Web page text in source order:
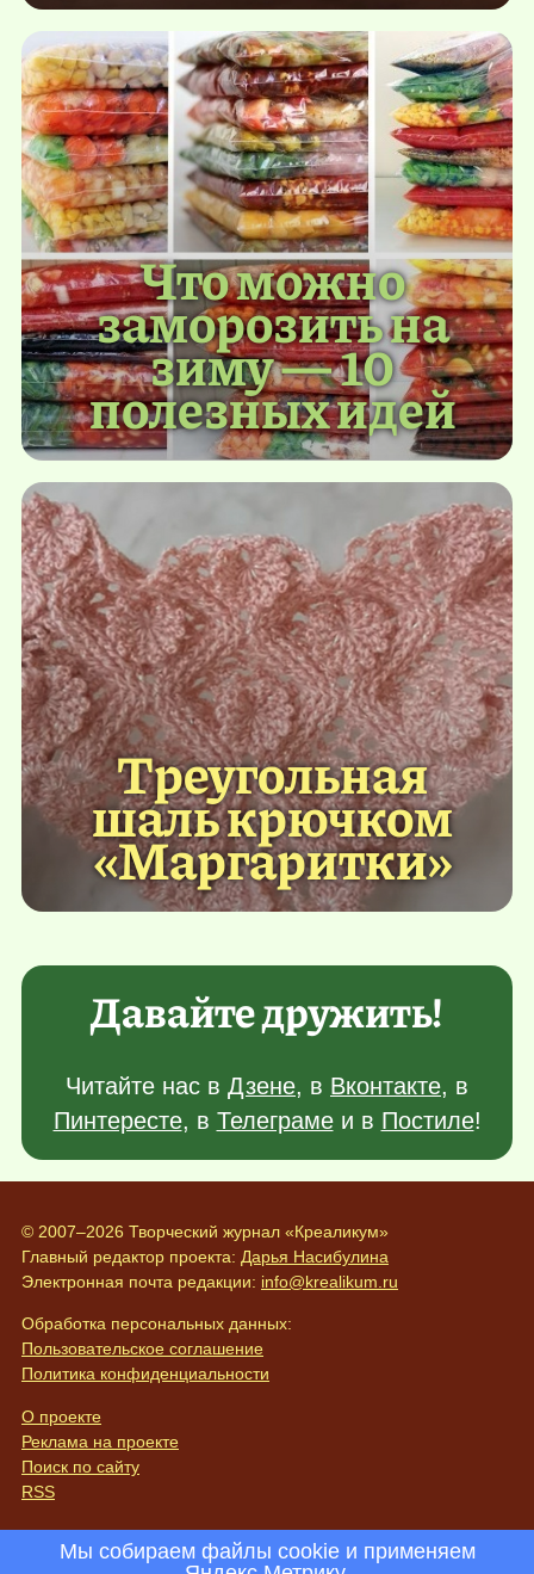
Что можно
заморозить на
зиму — 10
полезных идей
Треугольная
шаль крючком
«Маргаритки»
Давайте дружить!
Читайте нас в Дзене, в Вконтакте, в
Пинтересте, в Телеграмеи в Постиле!
© 2007–2026 Творческий журнал «Креаликум»
Главный редактор проекта: Дарья Насибулина
Электронная почта редакции: info@krealikum.ru
Обработка персональных данных:
Пользовательское соглашение
Политика конфиденциальности
О проекте
Реклама на проекте
Поиск по сайту
RSS
Мы собираем файлы cookie и применяем